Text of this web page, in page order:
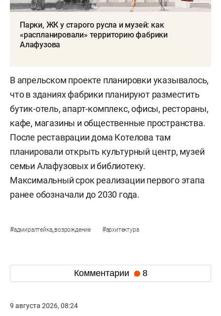
Парки, ЖК у старого русла и музей: как
«распланировали» территорию фабрики
Алафузова
В апрельском проекте планировки указывалось,
что в зданиях фабрики планируют разместить
бутик-отель, апарт-комплекс, офисы, рестораны,
кафе, магазины и общественные пространства.
После реставрации дома Котелова там
планировали открыть культурный центр, музей
семьи Алафузовых и библиотеку.
Максимальный срок реализации первого этапа
ранее обозначали до 2030 года.
#адмиралтейка_возрождение #архитектура
Комментарии 8
9 августа 2026, 08:24